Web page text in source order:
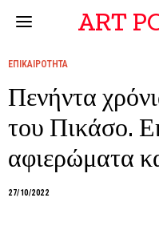
ART
ΕΠΙΚΑΙΡΟΤΗΤΑ
Πενήντα
του Πικάσο.
αφιερώματα
27/10/2022